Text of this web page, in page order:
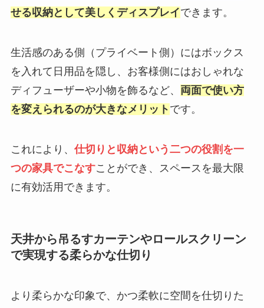
せる収納として美しくディスプレイできます。
生活感のある側（プライベート側）にはボックス
を入れて日用品を隠し、お客様側にはおしゃれな
ディフューザーや小物を飾るなど、 両面で使い方
を変えられるのが大きなメリット です。
これにより、 仕切りと収納という二つの役割を一
つの家具でこなすことができ、スペースを最大限
に有効活用できます。
天井から吊るすカーテンやロールスクリーン
で実現する柔らかな仕切り
より柔らかな印象で、かつ柔軟に空間を仕切りた